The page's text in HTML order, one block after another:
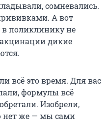
сомневались.
А вот
в поликлинику не
дикие
всё это время. Для вас
формулы всё
Изобрели,
нет же — мы сами